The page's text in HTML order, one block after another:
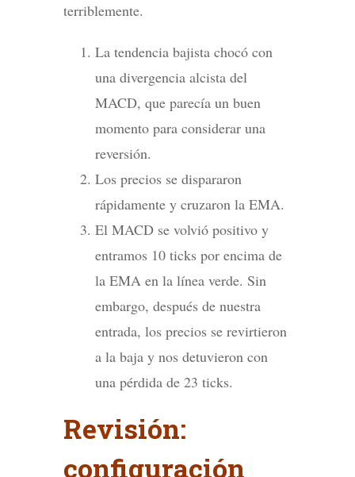
terriblemente.
La tendencia bajista chocó con
una divergencia alcista del
MACD, que parecía un buen
momento para considerar una
reversión.
Los precios se dispararon
rápidamente y cruzaron la EMA.
El MACD se volvió positivo y
entramos 10 ticks por encima de
la EMA en la línea verde. Sin
embargo, después de nuestra
entrada, los precios se revirtieron
a la baja y nos detuvieron con
una pérdida de 23 ticks.
Revisión:
configuración